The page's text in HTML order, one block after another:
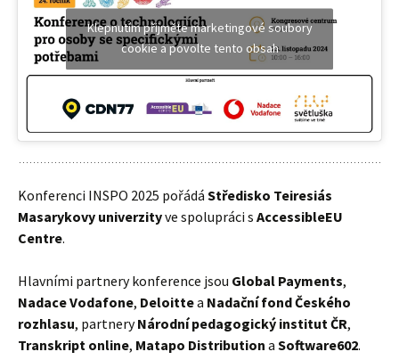
Klepnutím přijměte marketingové soubory
cookie a povolte tento obsah
Konferenci INSPO 2025 pořádá Středisko Teiresiás
Masarykovy univerzityve spolupráci s AccessibleEU
Centre.
Hlavními partnery konference jsou Global Payments,
Nadace Vodafone, Deloittea Nadační fond Českého
rozhlasu, partneryNárodní pedagogický institut ČR,
Transkript online, Matapo Distribution a Software602.